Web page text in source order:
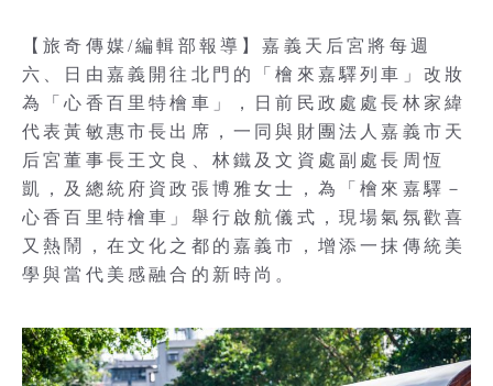
【旅奇傳媒/編輯部報導】嘉義天后宮將每週
六、日由嘉義開往北門的「檜來嘉驛列車」改妝
為「心香百里特檜車」，日前民政處處長林家緯
代表黃敏惠市長出席，一同與財團法人嘉義市天
后宮董事長王文良、林鐵及文資處副處長周恆
凱，及總統府資政張博雅女士，為「檜來嘉驛－
心香百里特檜車」舉行啟航儀式，現場氣氛歡喜
又熱鬧，在文化之都的嘉義市，增添一抹傳統美
學與當代美感融合的新時尚。